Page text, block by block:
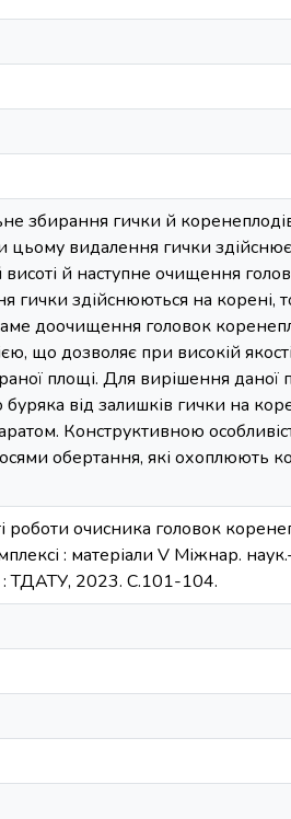
збирання гички й
цьому видалення гички
й наступне очищення
гички здійснюються на корені,
доочищення головок
що дозволяє при високій
площі. Для вирішення даної
від залишків гички на
Конструктивною
обертання, які охоплюють
роботи очисника головок
: матеріали V Міжнар.
: ТДАТУ, 2023. С.101-104.